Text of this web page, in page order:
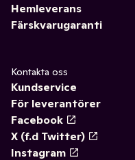
Hemleverans
Färskvarugaranti
Kontakta oss
Kundservice
För leverantörer
Facebook
X (f.d Twitter)
Instagram